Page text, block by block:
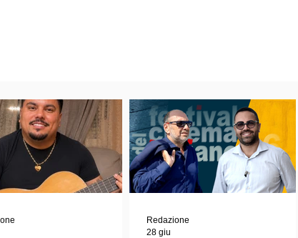
Redazione
28 giu